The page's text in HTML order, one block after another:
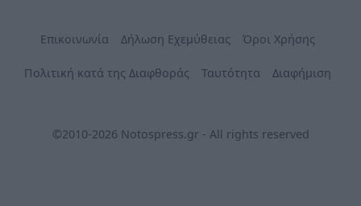
Επικοινωνία Δήλωση Εχεμύθειας Όροι Χρήσης
Πολιτική κατά της Διαφθοράς Ταυτότητα Διαφήμιση
©2010-2026 Notospress.gr - All rights reserved